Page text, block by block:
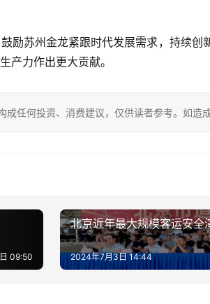
励苏州金龙紧跟时代发展需求，持续
产力作出更大贡献。
任何投资、消费建议，仅供读者参考。如造
09:50
北京近年最大规模客运安全
2024年7月3日 14:44